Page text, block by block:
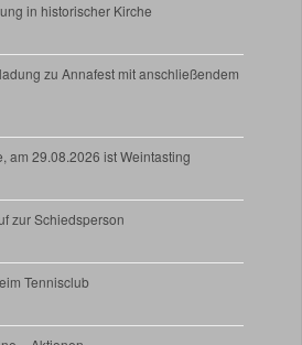
in historischer Kirche
zu Annafest mit anschließendem
am 29.08.2026 ist Weintasting
zur Schiedsperson
Tennisclub